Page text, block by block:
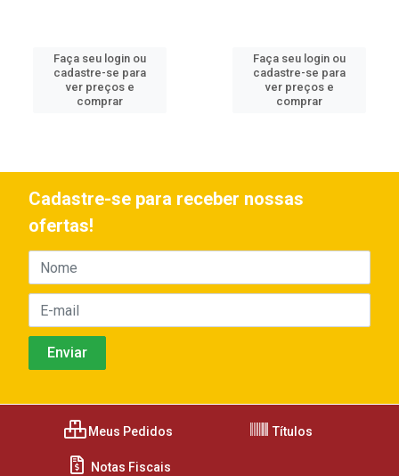
Faça seu login ou
cadastre-se para
ver preços e
comprar
Faça seu login ou
cadastre-se para
ver preços e
comprar
Cadastre-se para receber nossas
ofertas!
Meus Pedidos Títulos
Notas Fiscais